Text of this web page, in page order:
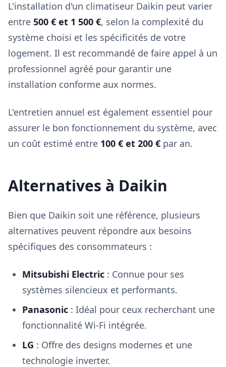
L'installation d'un climatiseur Daikin peut varier
entre 500 € et 1 500 €, selon la complexité du
système choisi et les spécificités de votre
logement. Il est recommandé de faire appel à un
professionnel agréé pour garantir une
installation conforme aux normes.
L'entretien annuel est également essentiel pour
assurer le bon fonctionnement du système, avec
un coût estimé entre 100 € et 200 € par an.
Alternatives à Daikin
Bien que Daikin soit une référence, plusieurs
alternatives peuvent répondre aux besoins
spécifiques des consommateurs :
Mitsubishi Electric : Connue pour ses
systèmes silencieux et performants.
Panasonic : Idéal pour ceux recherchant une
fonctionnalité Wi-Fi intégrée.
LG : Offre des designs modernes et une
technologie inverter.